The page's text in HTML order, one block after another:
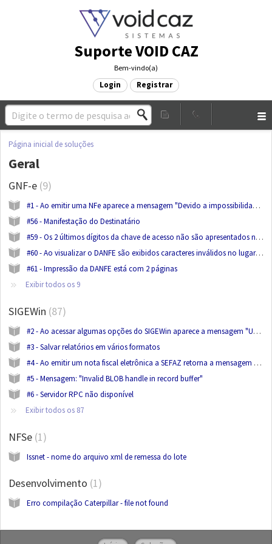
Suporte VOID CAZ
Bem-vindo(a)
Login Registrar
Página inicial de soluções
Geral
GNF-e 9
#1 - Ao emitir uma NFe aparece a mensagem "Devido a impossibilidade de consulta do status da licença da empresa XX. foi gerada uma licença temporária que perderá sua validade em NN dias."
#56 - Manifestação do Destinatário
#59 - Os 2 últimos dígitos da chave de acesso não são apresentados na impressão do DANFE
#60 - Ao visualizar o DANFE são exibidos caracteres inválidos no lugar do código de barras
#61 - Impressão da DANFE está com 2 páginas
Exibir todos os 9
SIGEWin 87
#2 - Ao acessar algumas opções do SIGEWin aparece a mensagem "Unknown table type. Permission denied. File C:\PDOXUSRS.NET Directory: C:\"
#3 - Salvar relatórios em vários formatos
#4 - Ao emitir um nota fiscal eletrônica a SEFAZ retorna a mensagem de rejeição "cEAN inválido".
#5 - Mensagem: "Invalid BLOB handle in record buffer"
#6 - Servidor RPC não disponível
Exibir todos os 87
NFSe 1
Issnet - nome do arquivo xml de remessa do lote
Desenvolvimento 1
Erro compilação Caterpillar - file not found